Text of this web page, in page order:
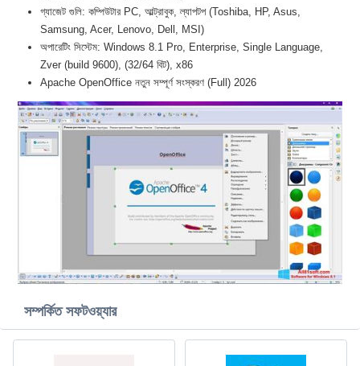
গ্যাজেট গুলি: কম্পিউটার PC, আল্ট্রাবুক, ল্যাপটপ (Toshiba, HP, Asus,
Samsung, Acer, Lenovo, Dell, MSI)
অপারেটিং সিস্টেম: Windows 8.1 Pro, Enterprise, Single Language,
Zver (build 9600), (32/64 বিট), x86
Apache OpenOffice নতুন সম্পূর্ণ সংস্করণ (Full) 2026
সম্পর্কিত সফটওয়্যার